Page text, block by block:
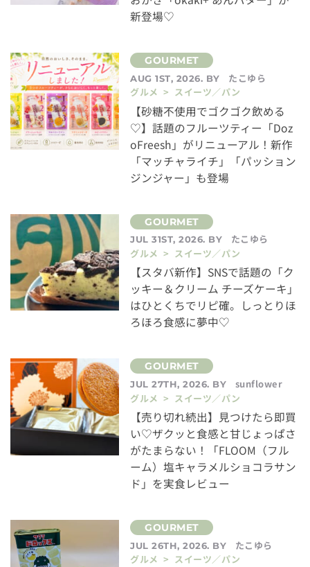
新登場♡
AUG 1ST, 2026. BY
たこゆら
グルメ > スイーツ／パン
【砂糖不使用でゴクゴク飲める
♡】話題のフルーツティー「Doz
oFreesh」がリニューアル！新作
「マッチャライチ」「パッション
ジンジャー」も登場
JUL 31ST, 2026. BY
たこゆら
グルメ > スイーツ／パン
【スタバ新作】SNSで話題の「ク
ッキー＆クリーム チーズケーキ」
はひとくちでリピ確。しっとりほ
ろほろ食感に夢中♡
JUL 27TH, 2026. BY
sunflower
グルメ > スイーツ／パン
【売り切れ続出】見つけたら即買
い♡ザクッと食感と甘じょっぱさ
がたまらない！「FLOOM（フル
ーム）塩キャラメルショコラサン
ド」を実食レビュー
JUL 26TH, 2026. BY
たこゆら
グルメ > スイーツ／パン